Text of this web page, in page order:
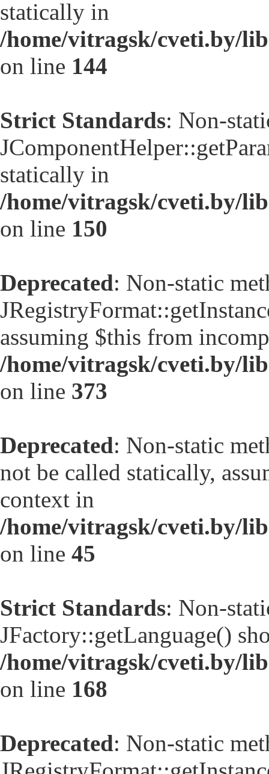
statically in
/home/vitragsk/cveti.by/
on line 144
Strict Standards: Non-
statically in
/home/vitragsk/cveti.by/
on line 150
Deprecated: Non-static
assuming $this from
/home/vitragsk/cveti.by/
on line 373
Deprecated: Non-static
not be called statically,
context in
/home/vitragsk/cveti.by/
on line 45
Strict Standards: Non-
JFactory::getLanguage()
/home/vitragsk/cveti.by/
on line 168
Deprecated: Non-static